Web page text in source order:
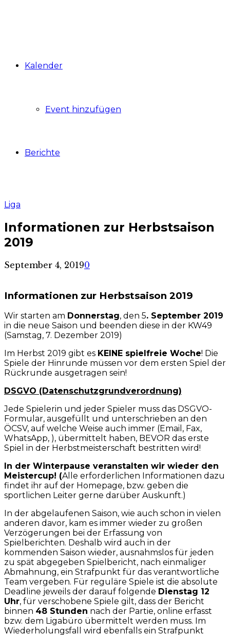
Kalender
Event hinzufügen
Berichte
Liga
Informationen zur Herbstsaison
2019
September 4, 20190
Informationen zur Herbstsaison 2019
Wir starten am Donnerstag, den 5. September 2019
in die neue Saison und beenden diese in der KW49
(Samstag, 7. Dezember 2019)
Im Herbst 2019 gibt es KEINE spielfreie Woche! Die
Spiele der Hinrunde müssen vor dem ersten Spiel der
Rückrunde ausgetragen sein!
DSGVO (Datenschutzgrundverordnung)
Jede Spielerin und jeder Spieler muss das DSGVO-
Formular, ausgefüllt und unterschrieben an den
ÖCSV, auf welche Weise auch immer (Email, Fax,
WhatsApp, ), übermittelt haben, BEVOR das erste
Spiel in der Herbstmeisterschaft bestritten wird!
In der Winterpause veranstalten wir wieder den
Meistercup! (Alle erforderlichen Informationen dazu
findet ihr auf der Homepage, bzw. geben die
sportlichen Leiter gerne darüber Auskunft.)
In der abgelaufenen Saison, wie auch schon in vielen
anderen davor, kam es immer wieder zu großen
Verzögerungen bei der Erfassung von
Spielberichten. Deshalb wird auch in der
kommenden Saison wieder, ausnahmslos für jeden
zu spät abgegeben Spielbericht, nach einmaliger
Abmahnung, ein Strafpunkt für das verantwortliche
Team vergeben. Für reguläre Spiele ist die absolute
Deadline jeweils der darauf folgende Dienstag 12
Uhr, für verschobene Spiele gilt, dass der Bericht
binnen 48 Stunden nach der Partie, online erfasst
bzw. dem Ligabüro übermittelt werden muss. Im
Wiederholungsfall wird ebenfalls ein Strafpunkt